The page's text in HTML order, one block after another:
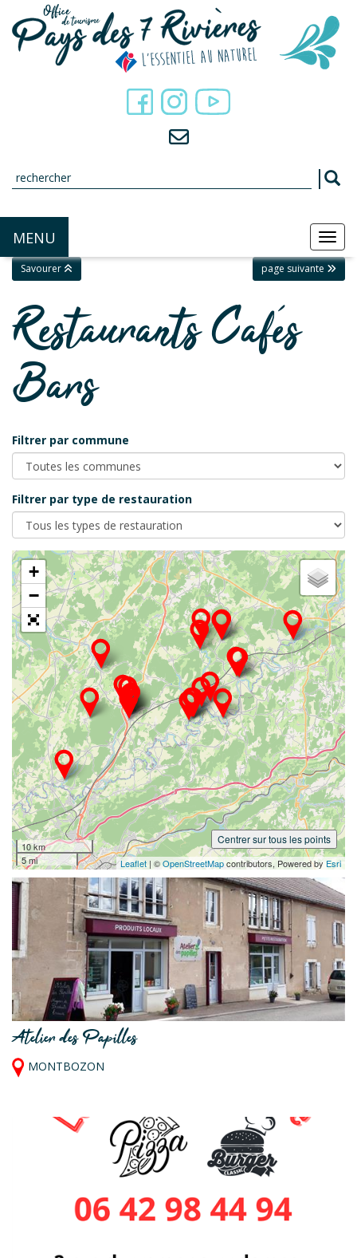
MENU
Savourer page suivante
Restaurants Cafés
Bars
Filtrer par commune
Filtrer par type de restauration
+
−
10 km
5 mi
Centrer sur tous les points
Leaflet | ©OpenStreetMapcontributors, Powered by Esri
Atelier des Papilles
MONTBOZON
Panneau de gestion des cookies